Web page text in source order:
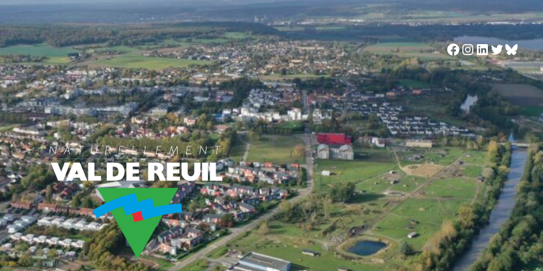
Facebook
Instagram
LinkedIn
Twitter